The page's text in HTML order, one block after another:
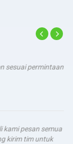
sesuai permintaan
kami pesan semua
kirim tim untuk